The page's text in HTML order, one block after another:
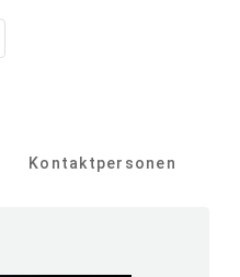
Kontaktpersonen